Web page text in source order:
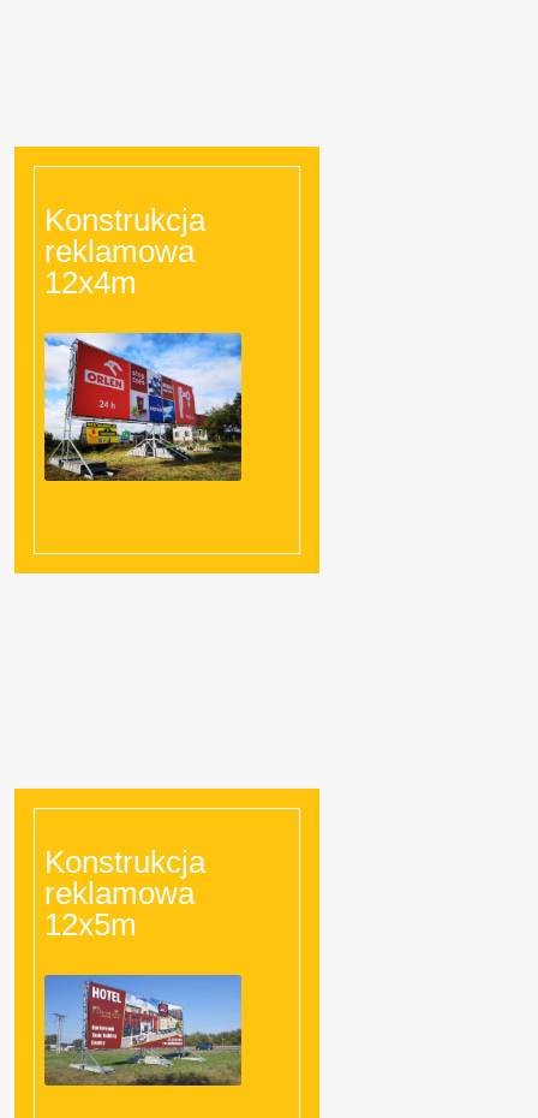
Konstrukcja
reklamowa
12x4m
Konstrukcja
reklamowa
12x5m